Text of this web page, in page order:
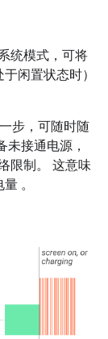
统模式，可将
闲置状态时）
步，可随时随
接通电源，
限制。 这意味
。